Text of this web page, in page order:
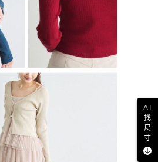
AI
找
尺
寸